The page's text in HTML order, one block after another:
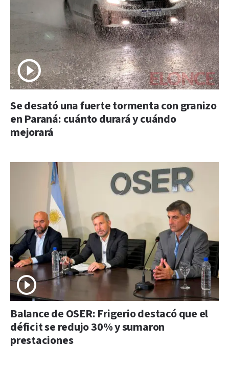
Se desató una fuerte tormenta con granizo
en Paraná: cuánto durará y cuándo
mejorará
Balance de OSER: Frigerio destacó que el
déficit se redujo 30% y sumaron
prestaciones